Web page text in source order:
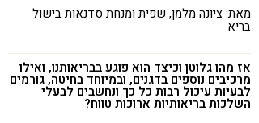
גישות בתזונה
דיאטה
ילדים
תזונה וספורט
הפרעות קשב & ריכוז
אכילה רגשית
מאת: ציונה מלמן, שפית ומנחת סדנאות בישול
בריא
אז מהו גלוטן וכיצד הוא פוגע בבריאותנו, ואילו
מרכיבים נוספים בדגנים, ובמיוחד בחיטה, גורמים
לבעיות עיכול רבות כל כך ונחשבים לבעלי
השלכות בריאותיות ארוכות טווח?